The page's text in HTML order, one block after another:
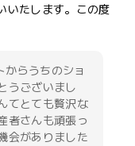
いたします。この度
からうちのショ
うございまし
てとても贅沢な
者さんも頑張っ
会がありました